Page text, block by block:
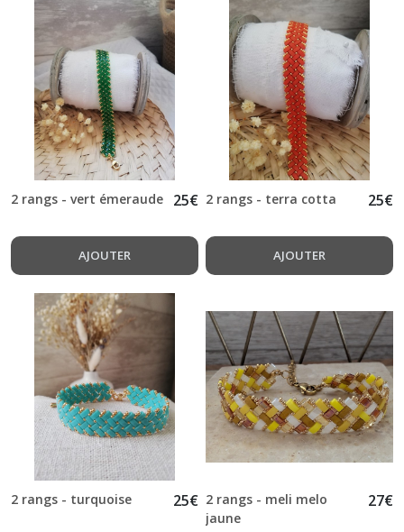
2 rangs - vert émeraude 25€
AJOUTER
2 rangs - terra cotta 25€
AJOUTER
2 rangs - turquoise 25€ 2 rangs - meli melo
jaune
27€